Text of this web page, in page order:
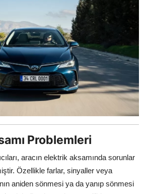
Problemleri
aracın elektrik aksamında sorunlar
Özellikle farlar, sinyaller veya
aniden sönmesi ya da yanıp sönmesi